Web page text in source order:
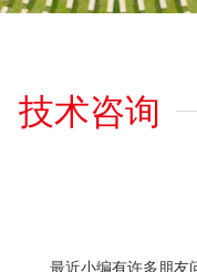
技术咨询
最近小编有许多朋友